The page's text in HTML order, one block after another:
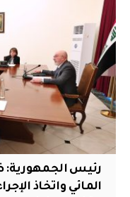
رئيس الجمهورية:
المائي واتخاذ